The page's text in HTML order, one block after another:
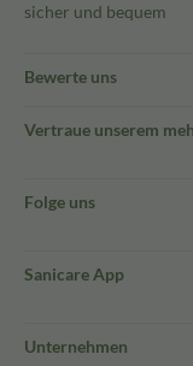
sicher und bequem
Bewerte uns
Vertraue unserem
Folge uns
Sanicare App
Unternehmen